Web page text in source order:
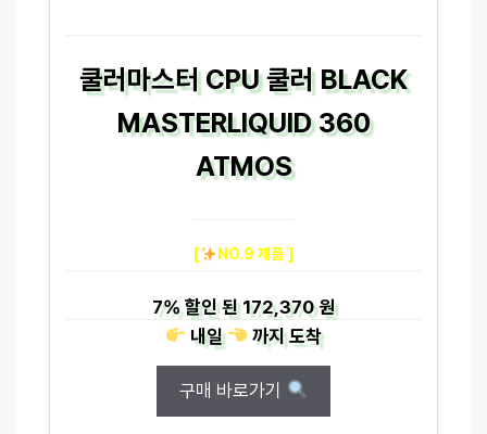
쿨러마스터 CPU 쿨러 BLACK
MASTERLIQUID 360
ATMOS
[ NO.9 제품 ]
7%할인 된172,370 원
내일
까지도착
구매 바로가기